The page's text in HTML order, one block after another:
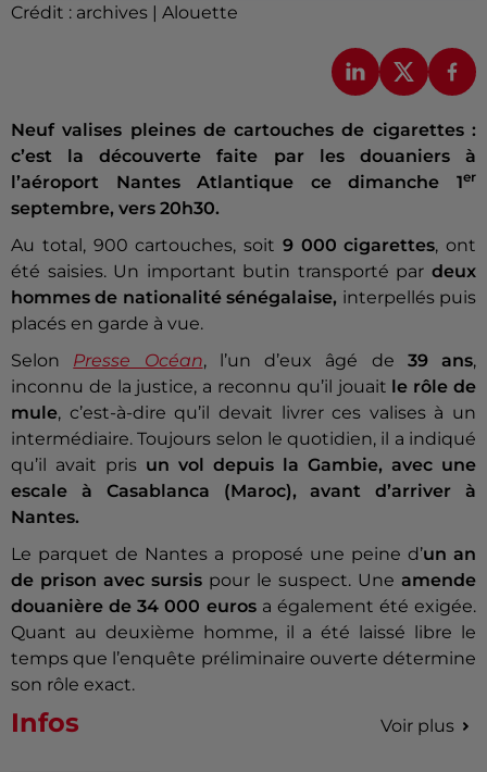
Crédit : archives | Alouette
Neuf valises pleines de cartouches de cigarettes :
c’est la découverte faite par les douaniers à
l’aéroport Nantes Atlantique ce dimanche 1er
septembre, vers 20h30.
Au total, 900 cartouches, soit 9 000 cigarettes, ont
été saisies. Un important butin transporté par deux
hommes de nationalité sénégalaise, interpellés puis
placés en garde à vue.
Selon Presse Océan, l’un d’eux âgé de 39 ans,
inconnu de la justice, a reconnu qu’il jouait le rôle de
mule, c’est-à-dire qu’il devait livrer ces valises à un
intermédiaire. Toujours selon le quotidien, il a indiqué
qu’il avait pris un vol depuis la Gambie, avec une
escale à Casablanca (Maroc), avant d’arriver à
Nantes.
Le parquet de Nantes a proposé une peine d’un an
de prison avec sursis pour le suspect. Une amende
douanière de 34 000 eurosa également été exigée.
Quant au deuxième homme, il a été laissé libre le
temps que l’enquête préliminaire ouverte détermine
son rôle exact.
Infos Voir plus